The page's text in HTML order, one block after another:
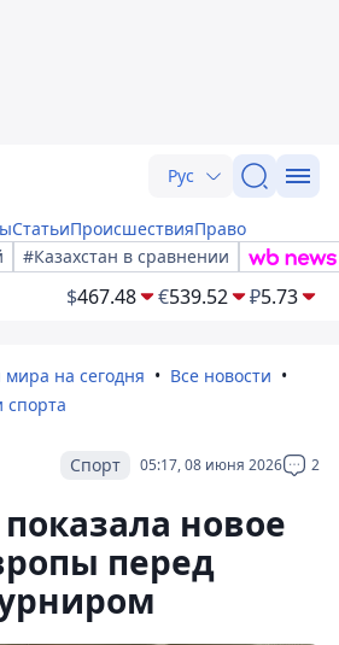
Рус
СтатьиПроисшествияПраво
#Казахстан в сравнении
$467.48 €539.52 ₽5.73
мира на сегодня
Все новости
05:17, 08 июня 2026 2
Спорт
новое
перед